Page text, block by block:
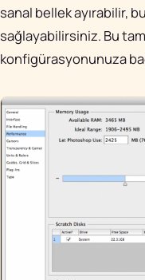
sanal bellek ayırabilir,
sağlayabilirsiniz. Bu
konfigürasyonunuza